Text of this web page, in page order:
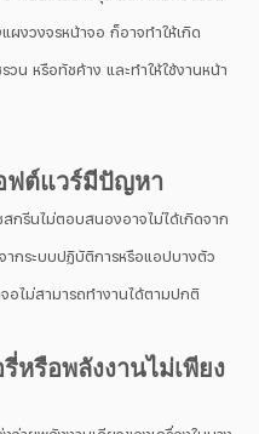
ผงวงจรหน้าจอ ก็อาจทำให้เกิด
วน หรือทัชค้าง และทำให้ใช้งานหน้า
ฟต์แวร์มีปัญหา
กรีนไม่ตอบสนองอาจไม่ได้เกิดจาก
ากระบบปฏิบัติการหรือแอปบางตัว
อไม่สามารถทำงานได้ตามปกติ
หรือพลังงานไม่เพียง